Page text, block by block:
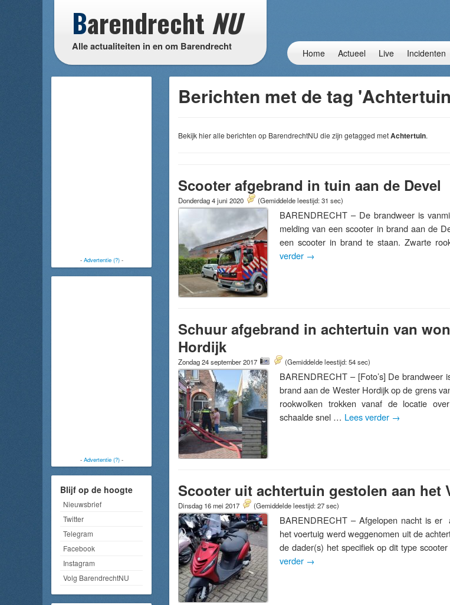
Barendrecht NU
Alle actualiteiten in en om Barendrecht
Home Actueel Live Incidenten
- Advertentie (?)-
- Advertentie (?)-
Blijf op de hoogte
Nieuwsbrief
Twitter
Telegram
Facebook
Instagram
Volg BarendrechtNU
Berichten met de tag
Bekijk hier alle berichten op BarendrechtNU die zijn getagged metAchtertuin.
Scooter afgebrand in tuin aan de Devel
Donderdag 4 juni 2020 (Gemiddelde leestijd: 31 sec)
BARENDRECHT – De brandweer is
melding van een scooter in brand aan de
een scooter in brand te staan. Zwarte
verder →
Schuur afgebrand in achtertuin van
Hordijk
Zondag 24 september 2017 (Gemiddelde leestijd: 54 sec)
BARENDRECHT – [Foto’s] De brandweer
brand aan de Wester Hordijk op de grens
rookwolken trokken vanaf de locatie
schaalde snel … Lees verder →
Scooter uit achtertuin gestolen aan het
Dinsdag 16 mei 2017 (Gemiddelde leestijd: 27 sec)
BARENDRECHT – Afgelopen nacht is er
het voertuig werd weggenomen uit de
de dader(s) het specifiek op dit type
verder →